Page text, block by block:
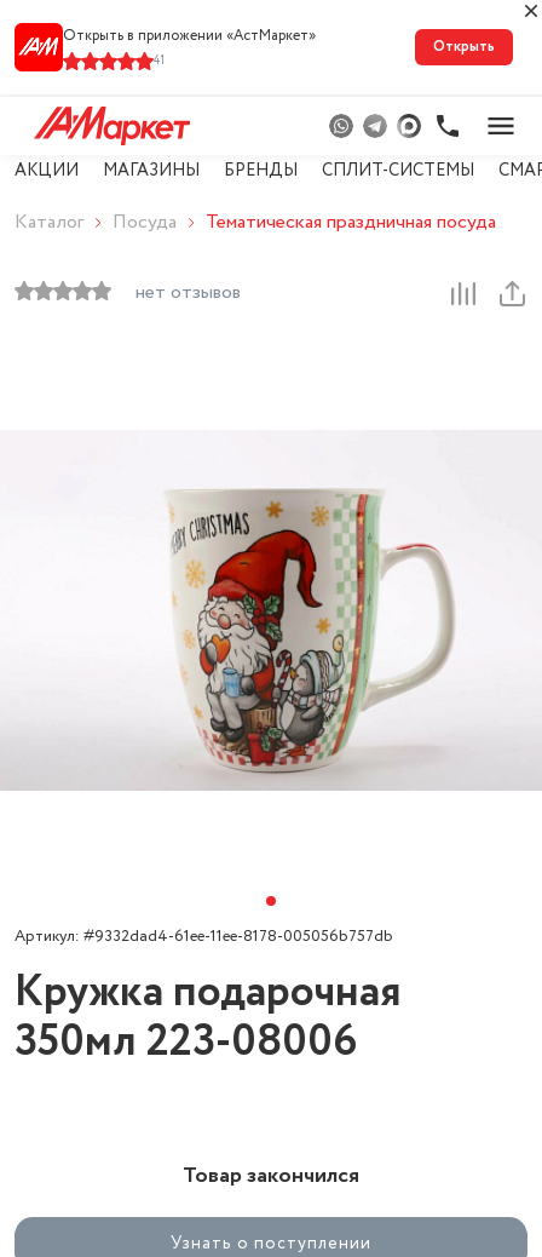
Открыть в приложении «АстМарке‪т‬»
41
Открыть
АКЦИИ МАГАЗИНЫ БРЕНДЫ СПЛИТ-СИСТЕМЫ
Каталог Посуда Тематическая праздничная посуда
нет отзывов
Артикул: #9332dad4-61ee-11ee-8178-005056b757db
Кружка подарочная
350мл 223-08006
Товар закончился
Узнать о поступлении